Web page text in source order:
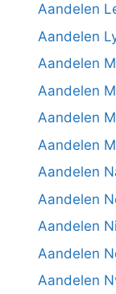
Aandelen
Aandelen
Aandelen
Aandelen
Aandelen
Aandelen
Aandelen
Aandelen
Aandelen
Aandelen
Aandelen